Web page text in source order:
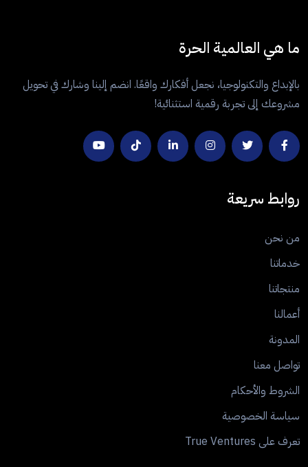
ما هي العالمية الحرة
بالإبداع والتكنولوجيا، نجعل أفكارك واقعًا. انضم إلينا وشارك في تحويل
مشروعك إلى تجربة رقمية استثنائية!
روابط سريعة
من نحن
خدماتنا
منتجاتنا
أعمالنا
المدونة
تواصل معنا
الشروط والأحكام
سياسة الخصوصية
تعرف على True Ventures